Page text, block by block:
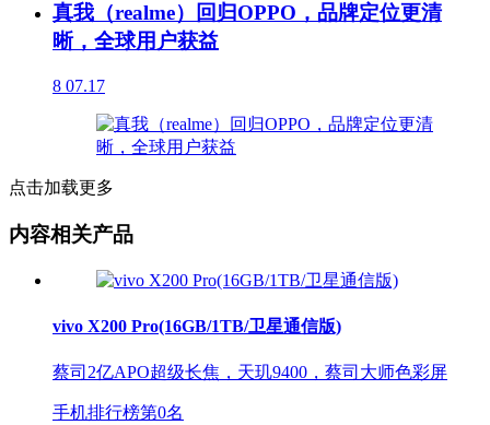
真我（realme）回归OPPO，品牌定位更清
晰，全球用户获益
8 07.17
点击加载更多
内容相关产品
vivo X200 Pro(16GB/1TB/卫星通信版)
蔡司2亿APO超级长焦，天玑9400，蔡司大师色彩屏
手机排行榜第0名